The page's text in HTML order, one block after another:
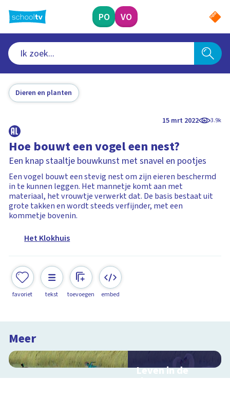
naar
hoofdinhoud
PO VO
Dieren en planten
15 mrt 2022 3.9k
Hoe bouwt een vogel een nest?
Een knap staaltje bouwkunst met snavel en pootjes
Een vogel bouwt een stevig nest om zijn eieren beschermd
in te kunnen leggen. Het mannetje komt aan met
materiaal, het vrouwtje verwerkt dat. De basis bestaat uit
grote takken en wordt steeds verfijnder, met een
kommetje bovenin.
Het Klokhuis
favoriet tekst toevoegen embed
Meer
Leven in de
sloot